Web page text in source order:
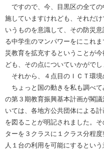
ですので、今、目黒区の全て
施していますけれども、それだ
いうものを意識して、その防災
る中学生のマンパワーをにこれ
災教育を拡充するということが
ども、その点についていかがでし
それから、４点目のＩＣＴ環境
ちょっと国の動きを私も調べ
の第３期教育振興基本計画が閣
いては、各地方公共団体による
を図ることが明記されました。
ターを３クラスに１クラス分程
人１台の利用を可能にするとい